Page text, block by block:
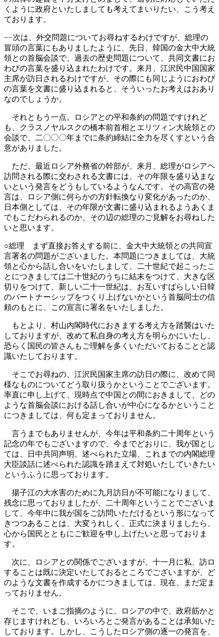
くように政府といたしましても考えてまいりたい、こう考え
ております。
−−次は、外交問題についてお尋ねするわけですが、総理の
冒頭の言葉にもありましたように、先日、韓国の金大中大統
領との首脳会談で、過去の歴史問題について、共同文書にお
わびの言葉を盛り込まれたわけです。来月、江沢民中国国家
主席が訪日されるわけですが、その際にも同じようにおわび
の言葉を文書に盛り込まれると、そういったお考えはおあり
なのでしょうか。
それともう一点。ロシアとの平和条約の問題ですけれど
も、クラスノヤルスクの橋本前首相とエリツィン大統領との
会談で、二〇〇〇年までに条約締結に全力を尽くすという合
意がありました。
ただ、最近ロシア外務省の幹部が、来月、総理がロシアヘ
訪問される際に交わされる文書には、その年限を盛り込まな
いという発言をどうもしているようなんです。その高官の発
言は、ロシア側に何らかの方針転換なり変化があったのか、
日本側としては、その年限が文書に盛り込まれるようあくま
でもこだわられるのか、その辺の総理のご見解をお尋ねした
いと思います。
○総理 まず直接お答えする前に、金大中大統領との共同宣
言署名の問題がございました。本問題につきましては、大統
領と心から話し合いをいたしまして、二十世紀で起こったこ
とにつきましては二十世紀のうちに結末をつけて、大きな区
切りをつけて、新しい二十一世紀は、お互いすばらしい日韓
のパートナーシップをつくり上げないかという首脳同士の信
頼のもとに、この宣言に署名をいたしました。
もとより、村山内閣時代におきまする考え方を踏襲はいた
しておりますが、改めて私自身の考え方を明らかにいたし、
恐らく国民の皆さんもご理解を多くいただいておることと認
識いたしております。
そこでお尋ねの、江沢民国家主席の訪日の際に、改めて同
様なものについてどう取り扱うかということでございます。
率直に申し上げて、現時点で中国との間におきまして、どの
ような首脳会談における話し合いが中心になるかということ
につきましては、何も定まっておりません。
言うまでもありませんが、今年は平和条約二十周年という
記念の年でもございますので、今までどおりに、我が国とし
ては、日中共同声明、述べられた立場、これまでの内閣総理
大臣談話に述べられた認識を踏まえて対処いたしていきたい
というふうに思っております。
揚子江の大水害のために九月訪日が不可能になりまして、
残念に思っておりましたが、二十周年ということでございま
して、今年中に我が国をご訪問いただけるという形になって
きつつあることは、大変うれしく、正式に決まりましたら、
心から国民とともにご歓迎を申し上げたいと思っておりま
す。
次に、ロシアとの関係でございますが、十一月に私、訪ロ
することは既に決定いたしておるところでございますが、ど
のような文書を作成するかにつきましては、現在、まだ定ま
っておりません。
そこで、いまご指摘のように、ロシアの中で、政府筋かと
存じますけれども、いろいろとご発言があることは承知いた
しております。しかし、こうしたロシア側の逐一の発言を、